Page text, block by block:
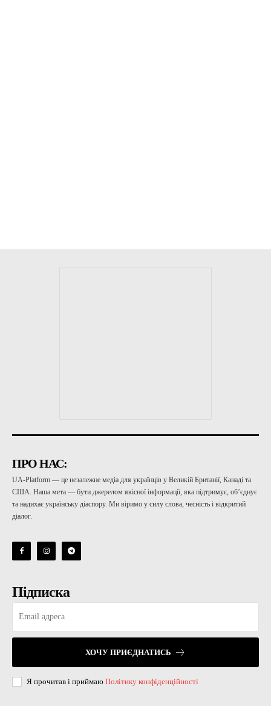
ПРО НАС:
UA-Platform — це незалежне медіа для українців у Великій Британії, Канаді та
США. Наша мета — бути джерелом якісної інформації, яка підтримує, об’єднує
та надихає українську діаспору. Ми віримо у силу слова, чесність і відкритий
діалог.
Підписка
ХОЧУ ПРИЄДНАТИСЬ
Я прочитав і приймаю Політику конфіденційності